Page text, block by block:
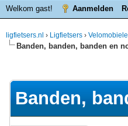
Welkom gast! Aanmelden
ligfietsers.nl › Ligfietsers ›
Banden, banden, banden en
Banden,